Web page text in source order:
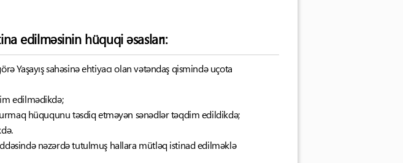
edilməsinin hüquqi əsasları:
Yaşayış sahəsinə ehtiyacı olan vətəndaş qismində uçota
edilmədikdə;
hüququnu təsdiq etməyən sənədlər təqdim edildikdə;
nəzərdə tutulmuş hallara mütləq istinad edilməklə